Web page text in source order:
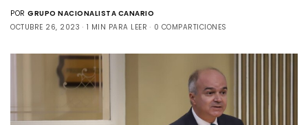
POR GRUPO NACIONALISTA CANARIO
OCTUBRE 26, 2023
1 MIN PARA LEER 0 COMPARTICIONES